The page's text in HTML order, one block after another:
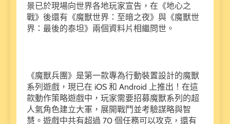
景已於現場向世界各地玩家宣告，在《地心之
戰》後還有《魔獸世界：至暗之夜》與《魔獸世
界：最後的泰坦》兩個資料片相繼問世。
《魔獸兵團》是第一款專為行動裝置設計的魔獸
系列遊戲，現已在 iOS 和 Android 上推出！在這
款動作策略遊戲中，玩家需要招募魔獸系列的超
人氣角色建立大軍，展開戰鬥並考驗謀略與智
慧。遊戲中共有超過 70 個任務可以攻克，還有